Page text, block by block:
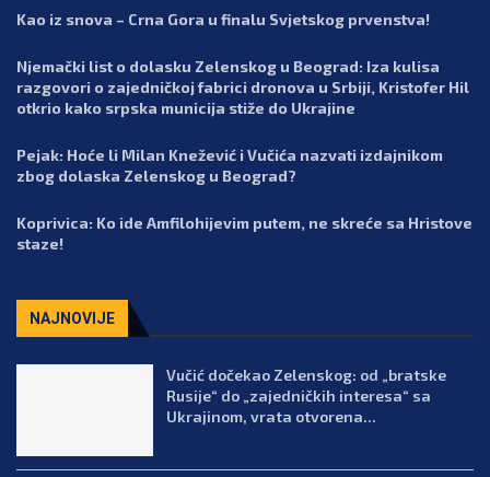
Kao iz snova – Crna Gora u finalu Svjetskog prvenstva!
Njemački list o dolasku Zelenskog u Beograd: Iza kulisa
razgovori o zajedničkoj fabrici dronova u Srbiji, Kristofer Hil
otkrio kako srpska municija stiže do Ukrajine
Pejak: Hoće li Milan Knežević i Vučića nazvati izdajnikom
zbog dolaska Zelenskog u Beograd?
Koprivica: Ko ide Amfilohijevim putem, ne skreće sa Hristove
staze!
NAJNOVIJE
Vučić dočekao Zelenskog: od „bratske
Rusije“ do „zajedničkih interesa“ sa
Ukrajinom, vrata otvorena...